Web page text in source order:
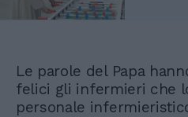
Le parole del Papa
felici gli infermieri che
personale